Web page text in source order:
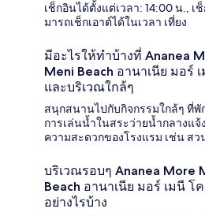
เช็กอินได้ตั้งแต่เวลา: 14:00 น., เ
มารถเช็กเอาต์ได้ในเวลา เที่ยง
มีอะไรให้ทำบ้างที่ Ananea
Meni Beach อานาเนีย มอร์
และบริเวณใกล้ๆ
สนุกสนานไปกับกิจกรรมใกล้ๆ ที่พั
การเล่นน้ำในสระว่ายน้ำกลางแ
ความสะดวกของโรงแรม เช่น สว
บริเวณรอบๆ Ananea More
Beach อานาเนีย มอร์ เมนี โ
อย่างไรบ้าง